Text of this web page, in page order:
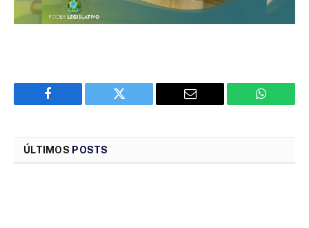
Facebook Twitter Email
ÚLTIMOS POSTS